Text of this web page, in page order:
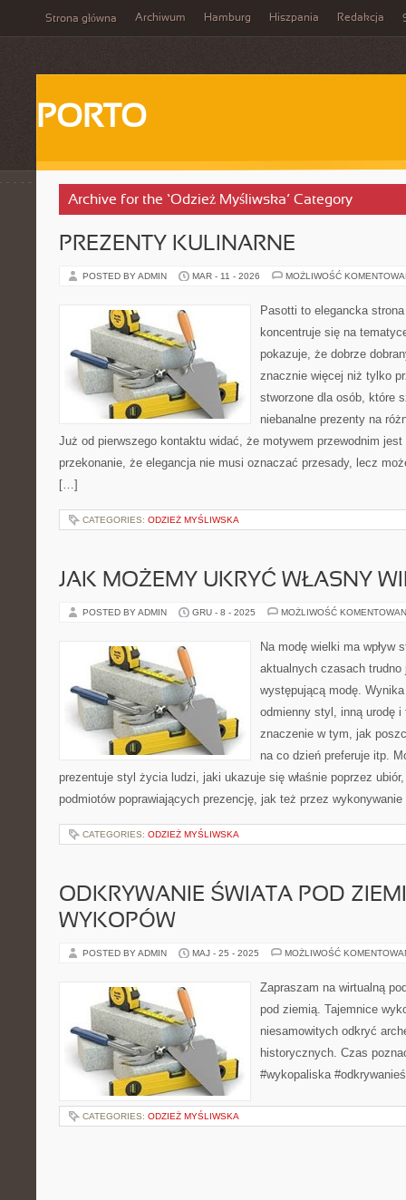
Strona główna Archiwum Hamburg Hiszpania Redakcja
PORTO
Archive for the ‘Odzież Myśliwska’ Category
PREZENTY KULINARNE
POSTED BY ADMIN MAR - 11 - 2026 MOŻLIWOŚĆ
Pasotti to elegancka
koncentruje się na
pokazuje, że dobrze
znacznie więcej niż tylko
stworzone dla osób, które
niebanalne prezenty na
Już od pierwszego kontaktu widać, że motywem przewodnim
przekonanie, że elegancja nie musi oznaczać przesady, lecz
[…]
CATEGORIES: ODZIEŻ MYŚLIWSKA
JAK MOŻEMY UKRYĆ WŁASNY
POSTED BY ADMIN GRU - 8 - 2025 MOŻLIWOŚĆ
Na modę wielki ma wpływ
aktualnych czasach trudno
występującą modę.
odmienny styl, inną urodę i
znaczenie w tym, jak
na co dzień preferuje itp.
prezentuje styl życia ludzi, jaki ukazuje się właśnie poprzez
podmiotów poprawiających prezencję, jak też przez
CATEGORIES: ODZIEŻ MYŚLIWSKA
ODKRYWANIE ŚWIATA POD
WYKOPÓW
POSTED BY ADMIN MAJ - 25 - 2025 MOŻLIWOŚĆ
Zapraszam na wirtualną
pod ziemią. Tajemnice
niesamowitych odkryć
historycznych. Czas
#wykopaliska
CATEGORIES: ODZIEŻ MYŚLIWSKA